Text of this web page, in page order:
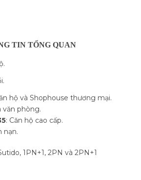
TIN TỔNG QUAN
hộ và Shophouse thương mại.
văn phòng.
: Căn hộ cao cấp.
nạn.
1PN+1, 2PN và 2PN+1